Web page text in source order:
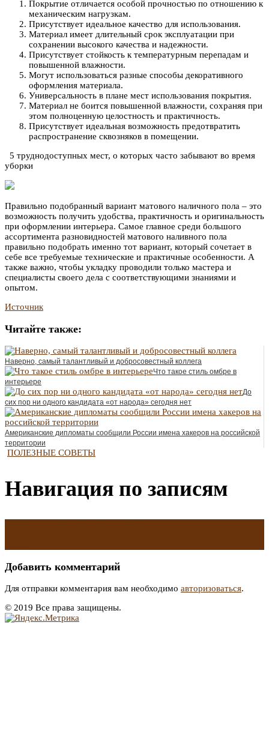
Покрытие отличается особой прочностью по отношению к
механическим нагрузкам.
Присутствует идеальное качество для использования.
Материал имеет длительный срок эксплуатации при
сохранении высокого качества и надежности.
Присутствует стойкость к температурным перепадам и
повышенной влажности.
Могут использоваться разные способы декоративного
оформления материала.
Универсальность в плане мест использования покрытия.
Материал не боится повышенной влажности, сохраняя при
этом полноценную целостность и практичность.
Присутствует идеальная возможность предотвратить
распространение сквозняков в помещении.
5 труднодоступных мест, о которых часто забывают во время
уборки
Правильно подобранный вариант матового наличного пола – это
возможность получить удобства, практичность и оригинальность
при оформлении интерьера. Самое главное среди большого
ассортимента разновидностей матового наливного пола
правильно подобрать именно тот вариант, который сочетает в
себе все требуемые технические и практичные особенности. А
также важно, чтобы укладку проводили только мастера и
специалисты своего дела с соответствующими знаниями и
опытом.
Источник
Читайте также:
Наверно, самый талантливый и добросовестный коллега
Что такое стиль омбре в
интерьере
До
сих пор ни одного кандидата «от народа» сегодня нет
Американские дипломаты сообщили России имена хакеров на российской
территории
ПОЛЕЗНЫЕ СОВЕТЫ
Навигация по записям
Добавить комментарий
Для отправки комментария вам необходимо авторизоваться.
© 2019 Все права защищены.